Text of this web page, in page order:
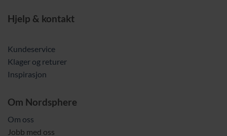
Hjelp & kontakt
Kundeservice
Klager og returer
Inspirasjon
Om Nordsphere
Om oss
Jobb med oss